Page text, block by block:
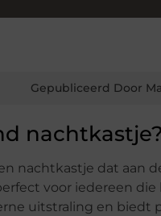
Gepubliceerd Door
nachtkastje?
nachtkastje dat
voor iedereen
uitstraling en biedt